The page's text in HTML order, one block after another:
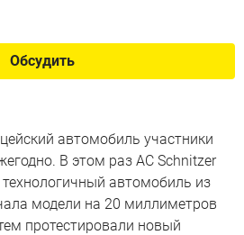
Обсудить
автомобиль участники
В этом раз AC Schnitzer
автомобиль из
модели на 20 миллиметров
протестировали новый